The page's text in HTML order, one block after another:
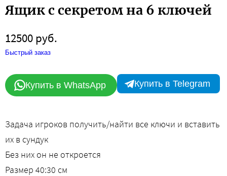
Ящик с секретом на 6 ключей
12500 руб.
Быстрый заказ
Купить в WhatsApp Купить в Telegram
Задача игроков получить/найти все ключи и вставить
их в сундук
Без них он не откроется
Размер 40:30 см